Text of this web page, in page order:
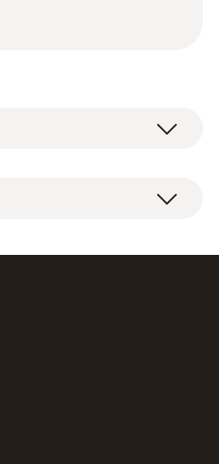
5 个校准点：10 / 100 /